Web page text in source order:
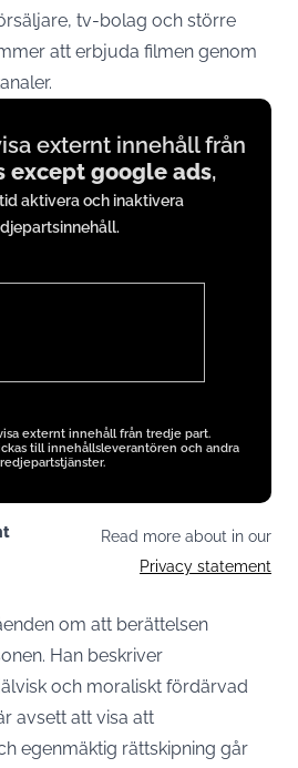
tv-bolag och större
att erbjuda filmen genom
externt innehåll från
except google ads,
aktivera och inaktivera
externt innehåll från tredje part.
till innehållsleverantören och andra
Read more about in our
Privacy statement
om att berättelsen
Han beskriver
och moraliskt fördärvad
avsett att visa att
egenmäktig rättskipning går